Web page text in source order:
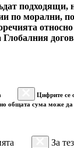
подходящи,
по морални,
Цифрите се
общата сума може
За